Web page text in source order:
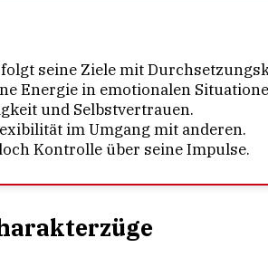
seine Ziele mit
Energie in emotionalen
und Selbstvertrauen.
im Umgang mit anderen.
Kontrolle über seine Impulse.